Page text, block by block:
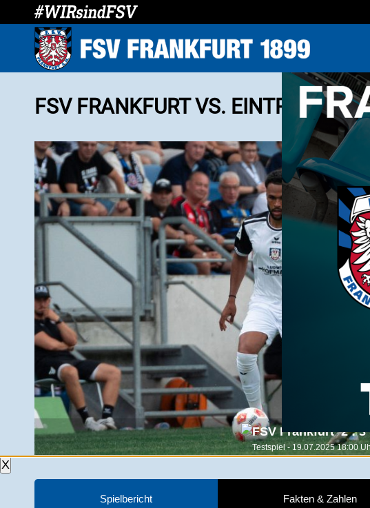
FSV FRANKFURT VS. EINTRACHT
2 : 3
Testspiel - 19.07.2025 18:00
Spielbericht Fakten & Zahlen
X